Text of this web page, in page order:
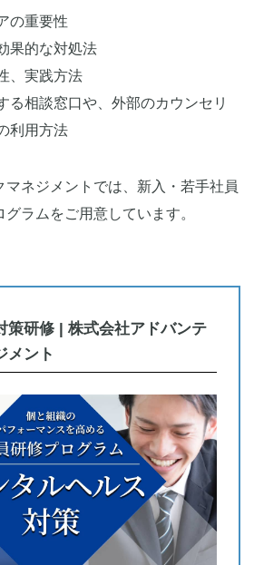
の重要性
果的な対処法
、実践方法
る相談窓口や、外部のカウンセリ
利用方法
マネジメントでは、新入・若手社員
ラムをご用意しています。
策研修 | 株式会社アドバンテ
メント